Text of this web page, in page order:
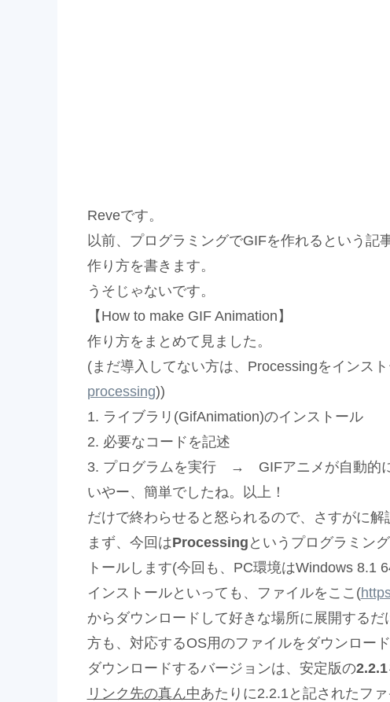
Reveです。
以前、プログラミングでGIFを作れるという記
作り方を書きます。
うそじゃないです。
【How to make GIF Animation】
作り方をまとめて見ました。
(まだ導入してない方は、Processingをインス
processing))
1. ライブラリ(GifAnimation)のインストール
2. 必要なコードを記述
3. プログラムを実行 → GIFアニメが自動的
いやー、簡単でしたね。以上！
だけで終わらせると怒られるので、さすがに解
まず、今回はProcessing というプログラミン
トールします(今回も、PC環境はWindows 8.1
インストールといっても、ファイルをここ(
からダウンロードして好きな場所に展開する
方も、対応するOS用のファイルをダウンロー
ダウンロードするバージョンは、安定版の2.2.1
リンク先の真ん中あたりに2.2.1と記されたフ